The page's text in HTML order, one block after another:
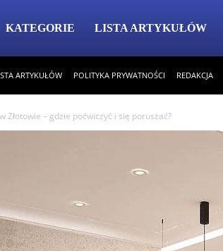
KATEGORIE LISTA ARTYKUŁÓW
ARTYKUŁÓW POLITYKA PRYWATNOŚCI REDAKCJA
Złotowie – gdzie poćwiczyć i się poruszać?